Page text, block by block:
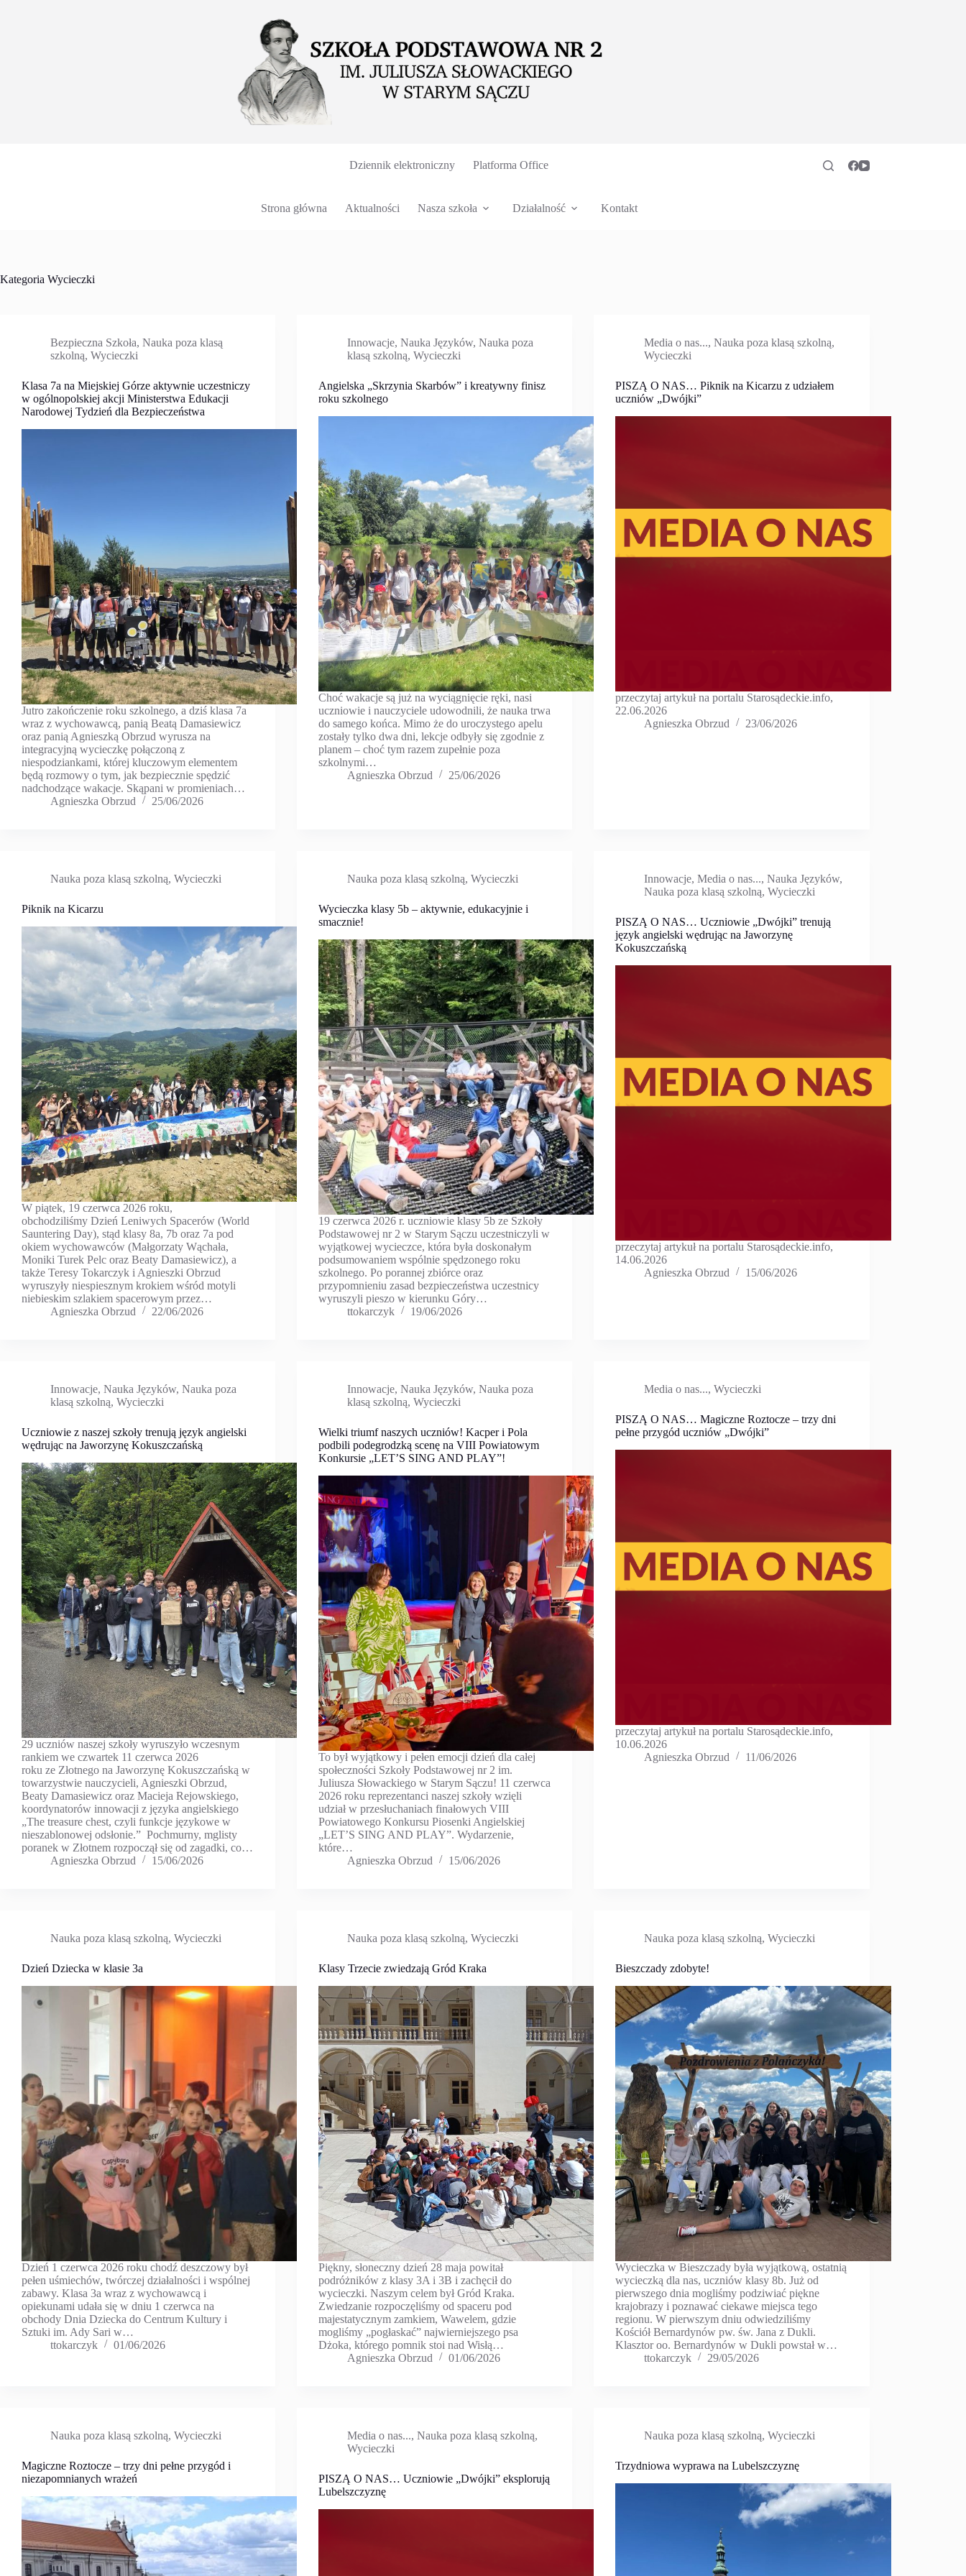
Dziennik elektroniczny Platforma Office
Strona główna Aktualności Nasza szkoła Działalność Kontakt
Kategoria Wycieczki
Bezpieczna Szkoła, Nauka poza klasą
szkolną, Wycieczki
Klasa 7a na Miejskiej Górze aktywnie uczestniczy
w ogólnopolskiej akcji Ministerstwa Edukacji
Narodowej Tydzień dla Bezpieczeństwa
Jutro zakończenie roku szkolnego, a dziś klasa 7a
wraz z wychowawcą, panią Beatą Damasiewicz
oraz panią Agnieszką Obrzud wyrusza na
integracyjną wycieczkę połączoną z
niespodziankami, której kluczowym elementem
będą rozmowy o tym, jak bezpiecznie spędzić
nadchodzące wakacje. Skąpani w promieniach…
Agnieszka Obrzud
25/06/2026
Innowacje,Nauka Języków,Nauka poza
klasą szkolną,Wycieczki
Angielska „Skrzynia Skarbów” i kreatywny finisz
roku szkolnego
Choć wakacje są już na wyciągnięcie ręki, nasi
uczniowie i nauczyciele udowodnili, że nauka trwa
do samego końca. Mimo że do uroczystego apelu
zostały tylko dwa dni, lekcje odbyły się zgodnie z
planem – choć tym razem zupełnie poza
szkolnymi…
Agnieszka Obrzud
25/06/2026
Media o nas...,Nauka poza klasą szkolną,
Wycieczki
PISZĄ O NAS… Piknik na Kicarzu z udziałem
uczniów „Dwójki”
przeczytaj artykuł na portalu Starosądeckie.info,
22.06.2026
Agnieszka Obrzud
23/06/2026
Nauka poza klasą szkolną, Wycieczki
Piknik na Kicarzu
W piątek, 19 czerwca 2026 roku,
obchodziliśmy Dzień Leniwych Spacerów (World
Sauntering Day), stąd klasy 8a, 7b oraz 7a pod
okiem wychowawców (Małgorzaty Wąchała,
Moniki Turek Pelc oraz Beaty Damasiewicz), a
także Teresy Tokarczyk i Agnieszki Obrzud
wyruszyły niespiesznym krokiem wśród motyli
niebieskim szlakiem spacerowym przez…
Agnieszka Obrzud
22/06/2026
Nauka poza klasą szkolną,Wycieczki
Wycieczka klasy 5b – aktywnie, edukacyjnie i
smacznie!
19 czerwca 2026 r. uczniowie klasy 5b ze Szkoły
Podstawowej nr 2 w Starym Sączu uczestniczyli w
wyjątkowej wycieczce, która była doskonałym
podsumowaniem wspólnie spędzonego roku
szkolnego. Po porannej zbiórce oraz
przypomnieniu zasad bezpieczeństwa uczestnicy
wyruszyli pieszo w kierunku Góry…
ttokarczyk
19/06/2026
Innowacje,Media o nas...,Nauka Języków,
Nauka poza klasą szkolną,Wycieczki
PISZĄ O NAS… Uczniowie „Dwójki” trenują
język angielski wędrując na Jaworzynę
Kokuszczańską
przeczytaj artykuł na portalu Starosądeckie.info,
14.06.2026
Agnieszka Obrzud
15/06/2026
Innowacje, Nauka Języków, Nauka poza
klasą szkolną, Wycieczki
Uczniowie z naszej szkoły trenują język angielski
wędrując na Jaworzynę Kokuszczańską
29 uczniów naszej szkoły wyruszyło wczesnym
rankiem we czwartek 11 czerwca 2026
roku ze Złotnego na Jaworzynę Kokuszczańską w
towarzystwie nauczycieli, Agnieszki Obrzud,
Beaty Damasiewicz oraz Macieja Rejowskiego,
koordynatorów innowacji z języka angielskiego
„The treasure chest, czyli funkcje językowe w
nieszablonowej odsłonie.” Pochmurny, mglisty
poranek w Złotnem rozpoczął się od zagadki, co…
Agnieszka Obrzud
15/06/2026
Innowacje,Nauka Języków,Nauka poza
klasą szkolną,Wycieczki
Wielki triumf naszych uczniów! Kacper i Pola
podbili podegrodzką scenę na VIII Powiatowym
Konkursie „LET’S SING AND PLAY”!
To był wyjątkowy i pełen emocji dzień dla całej
społeczności Szkoły Podstawowej nr 2 im.
Juliusza Słowackiego w Starym Sączu! 11 czerwca
2026 roku reprezentanci naszej szkoły wzięli
udział w przesłuchaniach finałowych VIII
Powiatowego Konkursu Piosenki Angielskiej
„LET’S SING AND PLAY”. Wydarzenie,
które…
Agnieszka Obrzud
15/06/2026
Media o nas...,Wycieczki
PISZĄ O NAS… Magiczne Roztocze – trzy dni
pełne przygód uczniów „Dwójki”
przeczytaj artykuł na portalu Starosądeckie.info,
10.06.2026
Agnieszka Obrzud
11/06/2026
Nauka poza klasą szkolną, Wycieczki
Dzień Dziecka w klasie 3a
Dzień 1 czerwca 2026 roku chodź deszczowy był
pełen uśmiechów, twórczej działalności i wspólnej
zabawy. Klasa 3a wraz z wychowawcą i
opiekunami udała się w dniu 1 czerwca na
obchody Dnia Dziecka do Centrum Kultury i
Sztuki im. Ady Sari w…
ttokarczyk
01/06/2026
Nauka poza klasą szkolną,Wycieczki
Klasy Trzecie zwiedzają Gród Kraka
Piękny, słoneczny dzień 28 maja powitał
podróżników z klasy 3A i 3B i zachęcił do
wycieczki. Naszym celem był Gród Kraka.
Zwiedzanie rozpoczęliśmy od spaceru pod
majestatycznym zamkiem, Wawelem, gdzie
mogliśmy „pogłaskać” najwierniejszego psa
Dżoka, którego pomnik stoi nad Wisłą…
Agnieszka Obrzud
01/06/2026
Nauka poza klasą szkolną,Wycieczki
Bieszczady zdobyte!
Wycieczka w Bieszczady była wyjątkową, ostatnią
wycieczką dla nas, uczniów klasy 8b. Już od
pierwszego dnia mogliśmy podziwiać piękne
krajobrazy i poznawać ciekawe miejsca tego
regionu. W pierwszym dniu odwiedziliśmy
Kościół Bernardynów pw. św. Jana z Dukli.
Klasztor oo. Bernardynów w Dukli powstał w…
ttokarczyk
29/05/2026
Nauka poza klasą szkolną, Wycieczki
Magiczne Roztocze – trzy dni pełne przygód i
niezapomnianych wrażeń
Media o nas...,Nauka poza klasą szkolną,
Wycieczki
PISZĄ O NAS… Uczniowie „Dwójki” eksplorują
Lubelszczyznę
Nauka poza klasą szkolną,Wycieczki
Trzydniowa wyprawa na Lubelszczyznę